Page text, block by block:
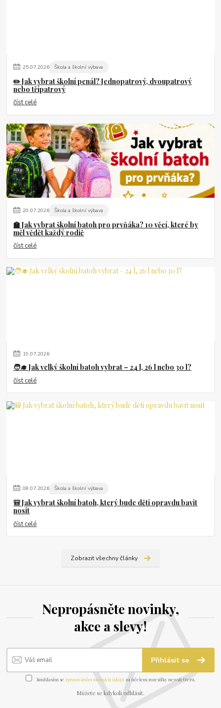
25.07.2026 Škola a školní výbava
✏️ Jak vybrat školní penál? Jednopatrový, dvoupatrový
nebo třípatrový
číst celé
20.07.2026 Škola a školní výbava
🏫 Jak vybrat školní batoh pro prvňáka? 10 věcí, které by
měl vědět každý rodič
číst celé
19.07.2026
🧑‍🎓 Jak velký školní batoh vybrat – 24 l, 26 l nebo 30 l?
číst celé
08.07.2026 Škola a školní výbava
🎒 Jak vybrat školní batoh, který bude děti opravdu bavit
nosit
číst celé
Zobrazit všechny články
Nepropásněte novinky,
akce a slevy!
Přihlásit se
Souhlasím se zpracováním osobních údajů za účelem rozesílky newsletteru.
Můžete se kdykoli odhlásit.